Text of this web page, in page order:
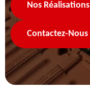
Nos Réalisations
Contactez-Nous